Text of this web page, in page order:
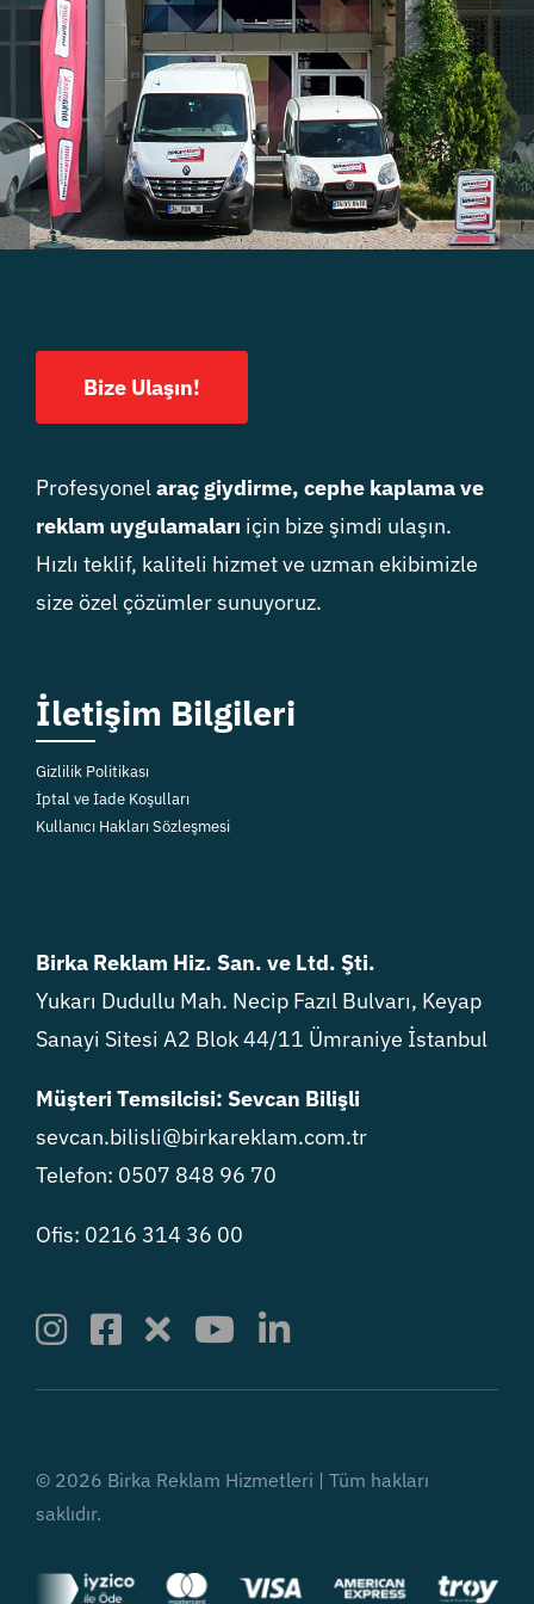
Bize Ulaşın!
Profesyonelaraç giydirme, cephe kaplama ve
reklam uygulamaları için bize şimdi ulaşın.
Hızlı teklif, kaliteli hizmet ve uzman ekibimizle
size özel çözümler sunuyoruz.
İletişim Bilgileri
Gizlilik Politikası
İptal ve İade Koşulları
Kullanıcı Hakları Sözleşmesi
Birka Reklam Hiz. San. ve Ltd. Şti.
Yukarı Dudullu Mah. Necip Fazıl Bulvarı, Keyap
Sanayi Sitesi A2 Blok 44/11 Ümraniye İstanbul
Müşteri Temsilcisi: Sevcan Bilişli
sevcan.bilisli@birkareklam.com.tr
Telefon: 0507 848 96 70
Ofis: 0216 314 36 00
© 2026 Birka Reklam Hizmetleri | Tüm hakları
saklıdır.